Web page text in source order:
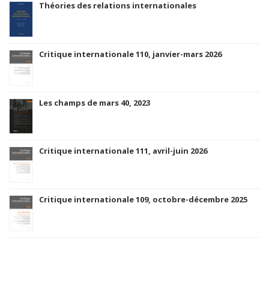
Théories des relations internationales
Critique internationale 110, janvier-mars 2026
Les champs de mars 40, 2023
Critique internationale 111, avril-juin 2026
Critique internationale 109, octobre-décembre 2025